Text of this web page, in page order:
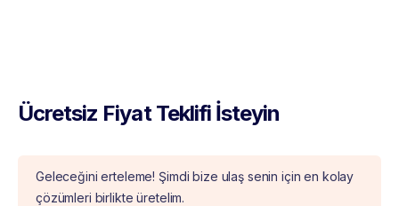
Ücretsiz Fiyat Teklifi İsteyin
Geleceğini erteleme! Şimdi bize ulaş senin için en kolay
çözümleri birlikte üretelim.